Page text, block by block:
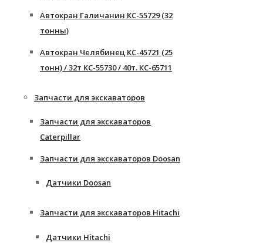
Автокран Галичанин КС-55729 (32
тонны)
Автокран Челябинец КС-45721 (25
тонн) / 32т КС-55730 / 40т. КС-65711
Запчасти для экскаваторов
Запчасти для экскаваторов
Caterpillar
Запчасти для экскаваторов Doosan
Датчики Doosan
Запчасти для экскаваторов Hitachi
Датчики Hitachi